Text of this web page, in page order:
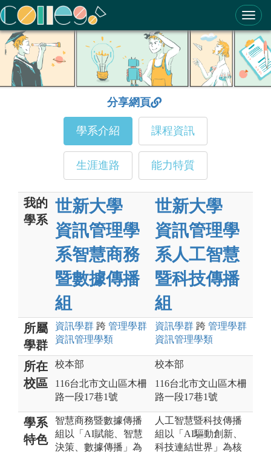
ColleGo! 大學選才與高中育才輔助系統
分享網頁
學系介紹 課程資訊
生涯進路 能力特質
我的
學系
世新大學
資訊管理學
系智慧商務
暨數據傳播
組
世新大學
資訊管理學
系人工智慧
暨科技傳播
組
所屬
學群
資訊學群 跨 管理學群
資訊管理學類
資訊學群 跨 管理學群
資訊管理學類
所在
校區
校本部
116台北市文山區木柵
路一段17巷1號
校本部
116台北市文山區木柵
路一段17巷1號
學系
特色
智慧商務暨數據傳播
組以「AI賦能、智慧
決策、數據傳播」為
人工智慧暨科技傳播
組以「AI驅動創新、
科技連結世界」為核